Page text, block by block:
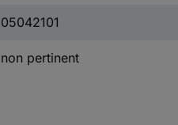
05042101
non pertinent